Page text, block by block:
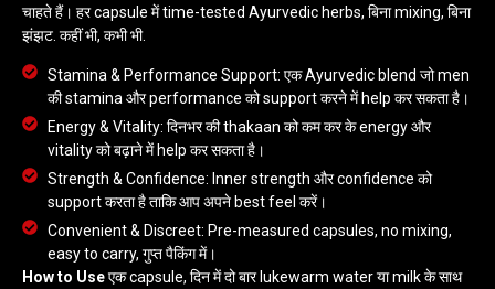
चाहते हैं। हर capsule में time-tested Ayurvedic herbs, बिना mixing, बिना
झंझट. कहीं भी, कभी भी.
Stamina & Performance Support: एक Ayurvedic blend जो men
की stamina और performance को support करने में help कर सकता है।
Energy & Vitality: दिनभर की thakaan को कम कर के energy और
vitality को बढ़ाने में help कर सकता है।
Strength & Confidence: Inner strength और confidence को
support करता है ताकि आप अपने best feel करें।
Convenient & Discreet: Pre-measured capsules, no mixing,
easy to carry, गुप्त पैकिंग में।
How to Useएक capsule, दिन में दो बार lukewarm water या milk के साथ